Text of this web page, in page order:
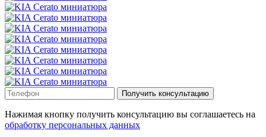
Получить консультацию
Нажимая кнопку получить консультацию вы соглашаетесь на
обработку персональных данных